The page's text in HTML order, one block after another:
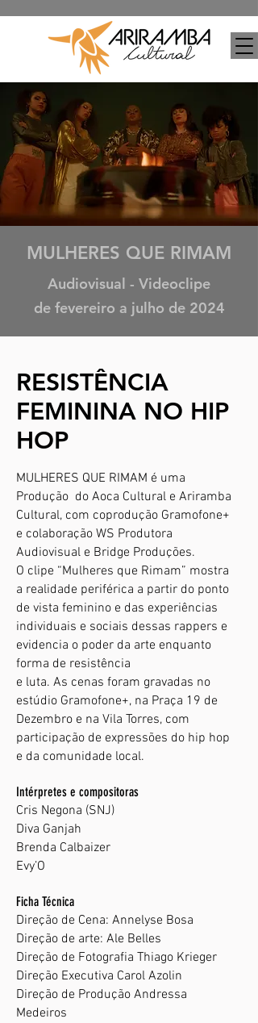
MULHERES QUE RIMAM
Audiovisual - Videoclipe
de fevereiro a julho de 2024
RESISTÊNCIA
FEMININA NO HIP
HOP
MULHERES QUE RIMAM é uma
Produção do Aoca Cultural e Ariramba
Cultural, com coprodução Gramofone+
e colaboração WS Produtora
Audiovisual e Bridge Produções.
O clipe “Mulheres que Rimam” mostra
a realidade periférica a partir do ponto
de vista feminino e das experiências
individuais e sociais dessas rappers e
evidencia o poder da arte enquanto
forma de resistência
e luta. As cenas foram gravadas no
estúdio Gramofone+, na Praça 19 de
Dezembro e na Vila Torres, com
participação de expressões do hip hop
e da comunidade local.
Intérpretes e compositoras
Cris Negona (SNJ)
Diva Ganjah
Brenda Calbaizer
Evy’O
Ficha Técnica
Direção de Cena: Annelyse Bosa
Direção de arte: Ale Belles
Direção de Fotografia Thiago Krieger
Direção Executiva Carol Azolin
Direção de Produção Andressa
Medeiros